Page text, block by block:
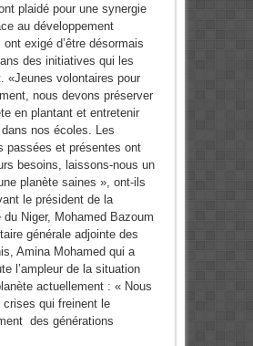
plaidé pour une synergie
au développement
exigé d’être désormais
des initiatives qui les
«Jeunes volontaires pour
nous devons préserver
en plantant et entretenir
nos écoles. Les
passées et présentes ont
besoins, laissons-nous un
planète saines », ont-ils
le président de la
du Niger, Mohamed Bazoum
générale adjointe des
Amina Mohamed qui a
l’ampleur de la situation
actuellement : « Nous
qui freinent le
des générations